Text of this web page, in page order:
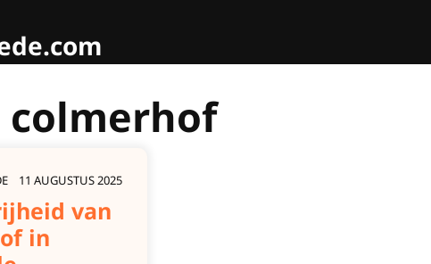
colmerhof
11 AUGUSTUS 2025
van
in